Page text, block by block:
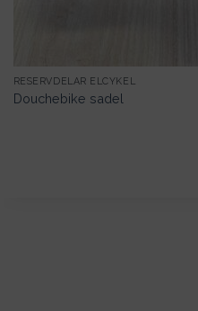
RESERVDELAR ELCYKEL
Douchebike sadel